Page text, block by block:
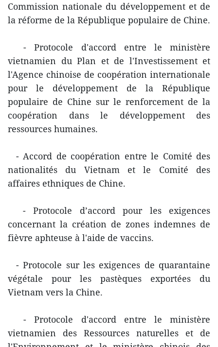
Commission nationale du développement et de
la réforme de la République populaire de Chine.
- Protocole d'accord entre le ministère
vietnamien du Plan et de l'Investissement et
l'Agence chinoise de coopération internationale
pour le développement de la République
populaire de Chine sur le renforcement de la
coopération dans le développement des
ressources humaines.
- Accord de coopération entre le Comité des
nationalités du Vietnam et le Comité des
affaires ethniques de Chine.
- Protocole d’accord pour les exigences
concernant la création de zones indemnes de
fièvre aphteuse à l'aide de vaccins.
- Protocole sur les exigences de quarantaine
végétale pour les pastèques exportées du
Vietnam vers la Chine.
- Protocole d'accord entre le ministère
vietnamien des Ressources naturelles et de